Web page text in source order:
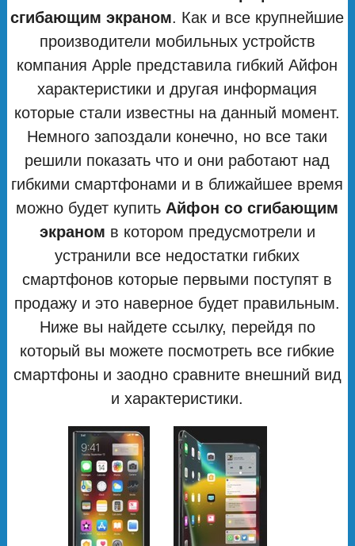
сгибающим экраном. Как и все крупнейшие
производители мобильных устройств
компания Apple представила гибкий Айфон
характеристики и другая информация
которые стали известны на данный момент.
Немного запоздали конечно, но все таки
решили показать что и они работают над
гибкими смартфонами и в ближайшее время
можно будет купить Айфон со сгибающим
экраном в котором предусмотрели и
устранили все недостатки гибких
смартфонов которые первыми поступят в
продажу и это наверное будет правильным.
Ниже вы найдете ссылку, перейдя по
который вы можете посмотреть все гибкие
смартфоны и заодно сравните внешний вид
и характеристики.